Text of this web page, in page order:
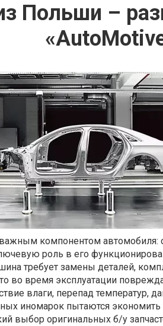
Польши –
важным компонентом
роль в его
требует замены деталей,
во время эксплуатации
влаги, перепад температур,
иномарок пытаются экономить
выбор оригинальных б/у